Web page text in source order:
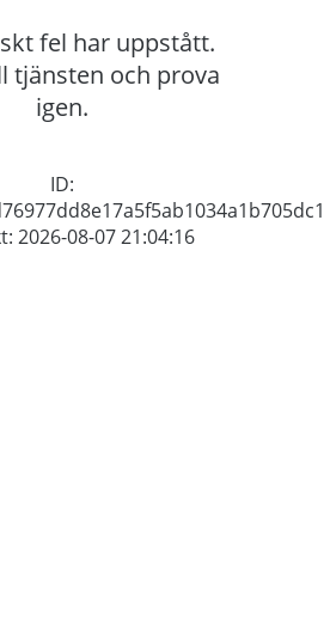
fel har uppstått.
tjänsten och prova
igen.
ID:
2026-08-07 21:04:16